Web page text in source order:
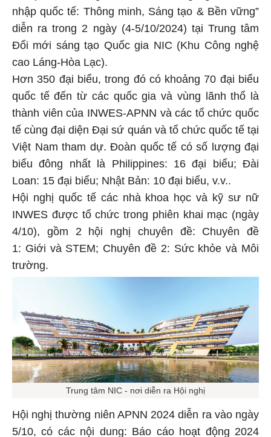
nhập quốc tế: Thông minh, Sáng tạo & Bền vững”
diễn ra trong 2 ngày (4-5/10/2024) tại Trung tâm
Đổi mới sáng tạo Quốc gia NIC (Khu Công nghệ
cao Láng-Hòa Lạc).
Hơn 350 đại biểu, trong đó có khoảng 70 đại biểu
quốc tế đến từ các quốc gia và vùng lãnh thổ là
thành viên của INWES-APNN và các tổ chức quốc
tế cùng đại diện Đại sứ quán và tổ chức quốc tế tại
Việt Nam tham dự. Đoàn quốc tế có số lượng đại
biểu đông nhất là Philippines: 16 đại biểu; Đài
Loan: 15 đại biểu; Nhật Bản: 10 đại biểu, v.v..
Hội nghị quốc tế các nhà khoa học và kỹ sư nữ
INWES được tổ chức trong phiên khai mạc (ngày
4/10), gồm 2 hội nghị chuyên đề: Chuyên đề
1: Giới và STEM; Chuyên đề 2: Sức khỏe và Môi
trường.
Trung tâm NIC - nơi diễn ra Hội nghị
Hội nghị thường niên APNN 2024 diễn ra vào ngày
5/10, có các nội dung: Báo cáo hoạt động 2024